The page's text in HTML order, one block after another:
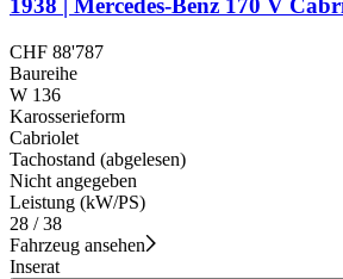
1938 | Mercedes-Benz 170 V
CHF 88'787
Baureihe
W 136
Karosserieform
Cabriolet
Tachostand (abgelesen)
Nicht angegeben
Leistung (kW/PS)
28 / 38
Fahrzeug ansehen
Inserat